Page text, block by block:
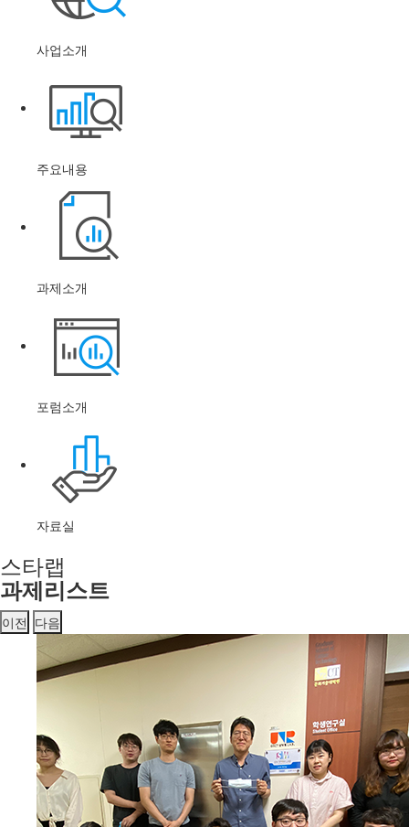
사업소개
주요내용
과제소개
포럼소개
자료실
스타랩
과제리스트
이전 다음